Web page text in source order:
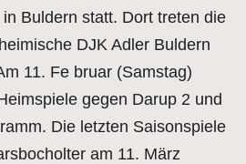
Buldern statt. Dort treten die
DJK Adler Buldern
11. Fe bruar (Samstag)
gegen Darup 2 und
Die letzten Saisonspiele
am 11. März